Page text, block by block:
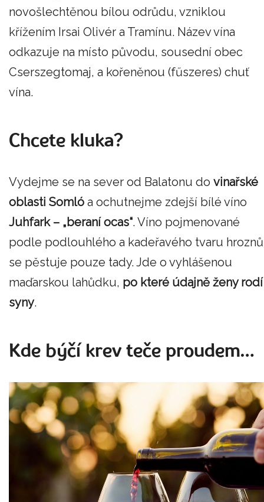
novošlechtěnou bílou odrůdu, vzniklou
křížením Irsai Olivér a Tramínu. Název vína
odkazuje na místo původu, sousední obec
Cserszegtomaj, a kořeněnou (fűszeres) chuť
vína.
Chcete kluka?
Vydejme se na sever od Balatonu do vinařské
oblasti Somló a ochutnejme zdejší bílé víno
Juhfark – „beraní ocas“. Víno pojmenované
podle podlouhlého a kadeřavého tvaru hroznů
se pěstuje pouze tady. Jde o vyhlášenou
maďarskou lahůdku, po které údajně ženy rodí
syny.
Kde býčí krev teče proudem…